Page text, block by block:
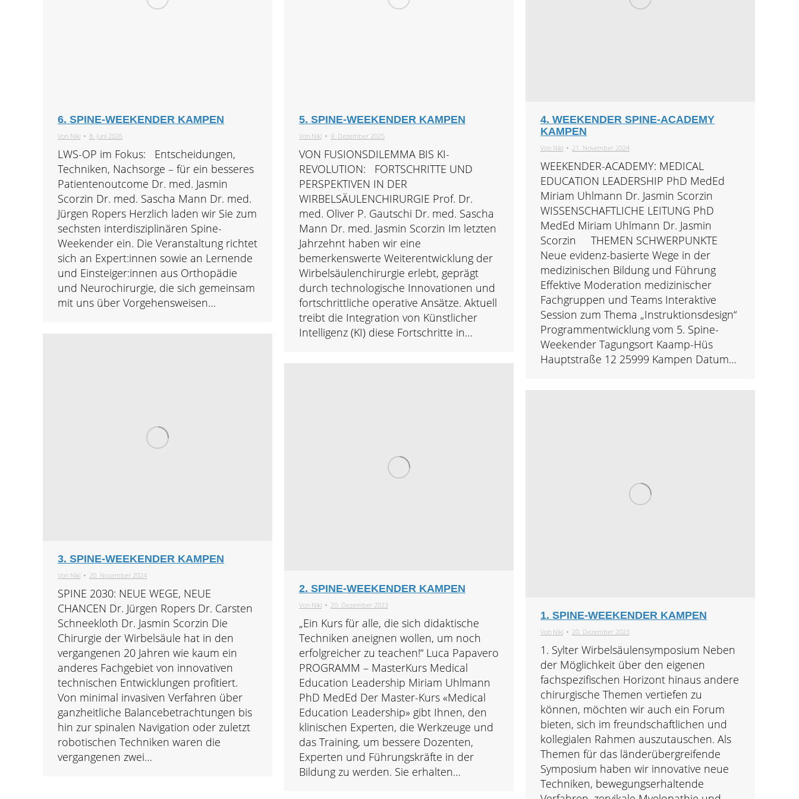
6. SPINE-WEEKENDER KAMPEN
Von Nikl 8. Juni 2026
LWS-OP im Fokus: Entscheidungen,
Techniken, Nachsorge – für ein besseres
Patientenoutcome Dr. med. Jasmin
Scorzin Dr. med. Sascha Mann Dr. med.
Jürgen Ropers Herzlich laden wir Sie zum
sechsten interdisziplinären Spine-
Weekender ein. Die Veranstaltung richtet
sich an Expert:innen sowie an Lernende
und Einsteiger:innen aus Orthopädie
und Neurochirurgie, die sich gemeinsam
mit uns über Vorgehensweisen…
5. SPINE-WEEKENDER KAMPEN
Von Nikl 9. Dezember 2025
VON FUSIONSDILEMMA BIS KI-
REVOLUTION: FORTSCHRITTE UND
PERSPEKTIVEN IN DER
WIRBELSÄULENCHIRURGIE Prof. Dr.
med. Oliver P. Gautschi Dr. med. Sascha
Mann Dr. med. Jasmin Scorzin Im letzten
Jahrzehnt haben wir eine
bemerkenswerte Weiterentwicklung der
Wirbelsäulenchirurgie erlebt, geprägt
durch technologische Innovationen und
fortschrittliche operative Ansätze. Aktuell
treibt die Integration von Künstlicher
Intelligenz (KI) diese Fortschritte in…
4. WEEKENDER SPINE-ACADEMY
KAMPEN
Von Nikl 21. November 2024
WEEKENDER-ACADEMY: MEDICAL
EDUCATION LEADERSHIP PhD MedEd
Miriam Uhlmann Dr. Jasmin Scorzin
WISSENSCHAFTLICHE LEITUNG PhD
MedEd Miriam Uhlmann Dr. Jasmin
Scorzin THEMEN SCHWERPUNKTE
Neue evidenz-basierte Wege in der
medizinischen Bildung und Führung
Effektive Moderation medizinischer
Fachgruppen und Teams Interaktive
Session zum Thema „Instruktionsdesign“
Programmentwicklung vom 5. Spine-
Weekender Tagungsort Kaamp-Hüs
Hauptstraße 12 25999 Kampen Datum…
3. SPINE-WEEKENDER KAMPEN
Von Nikl 20. November 2024
SPINE 2030: NEUE WEGE, NEUE
CHANCEN Dr. Jürgen Ropers Dr. Carsten
Schneekloth Dr. Jasmin Scorzin Die
Chirurgie der Wirbelsäule hat in den
vergangenen 20 Jahren wie kaum ein
anderes Fachgebiet von innovativen
technischen Entwicklungen profitiert.
Von minimal invasiven Verfahren über
ganzheitliche Balancebetrachtungen bis
hin zur spinalen Navigation oder zuletzt
robotischen Techniken waren die
vergangenen zwei…
2. SPINE-WEEKENDER KAMPEN
Von Nikl 20. Dezember 2023
„Ein Kurs für alle, die sich didaktische
Techniken aneignen wollen, um noch
erfolgreicher zu teachen!“ Luca Papavero
PROGRAMM – MasterKurs Medical
Education Leadership Miriam Uhlmann
PhD MedEd Der Master-Kurs «Medical
Education Leadership» gibt Ihnen, den
klinischen Experten, die Werkzeuge und
das Training, um bessere Dozenten,
Experten und Führungskräfte in der
Bildung zu werden. Sie erhalten…
1. SPINE-WEEKENDER KAMPEN
Von Nikl 20. Dezember 2023
1. Sylter Wirbelsäulensymposium Neben
der Möglichkeit über den eigenen
fachspezifischen Horizont hinaus andere
chirurgische Themen vertiefen zu
können, möchten wir auch ein Forum
bieten, sich im freundschaftlichen und
kollegialen Rahmen auszutauschen. Als
Themen für das länderübergreifende
Symposium haben wir innovative neue
Techniken, bewegungserhaltende